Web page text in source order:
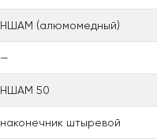
НШАМ (алюмомедный)
—
НШАМ 50
наконечник штыревой